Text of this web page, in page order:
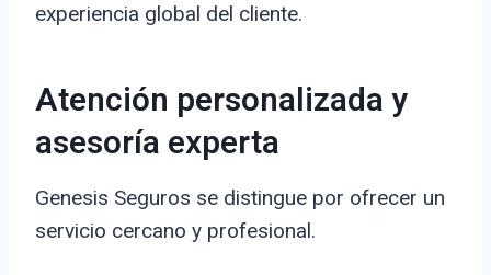
experiencia global del cliente.
Atención personalizada y
asesoría experta
Genesis Seguros se distingue por ofrecer un
servicio cercano y profesional.